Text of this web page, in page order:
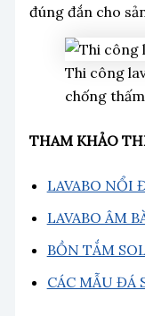
đúng đắn cho
Thi công
chống
THAM KHẢO
LAVABO NỔI
LAVABO ÂM
BỒN TẮM
CÁC MẪU ĐÁ